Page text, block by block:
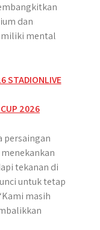
dan
mental
persaingan
tekanan di
untuk tetap
masih